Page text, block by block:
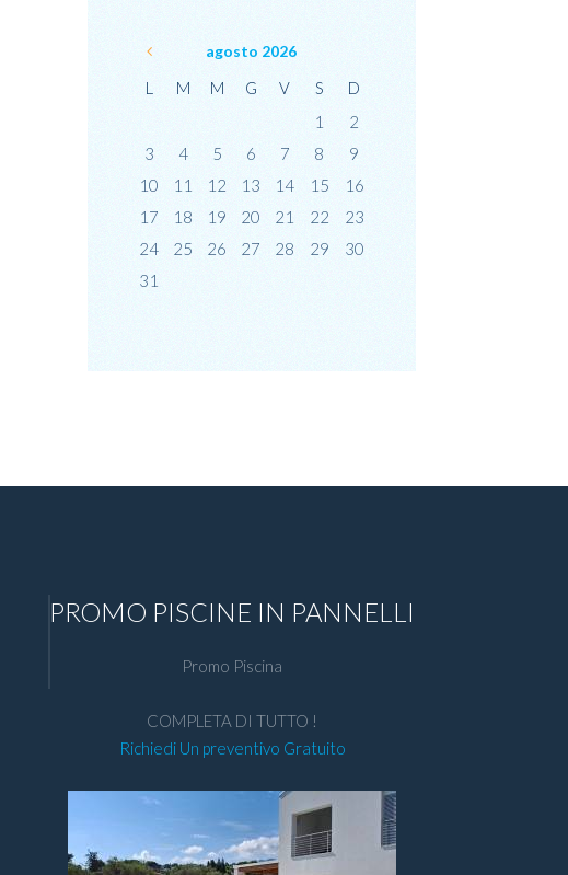
agosto 2026
L M M G V S
D
1
2
3
4 5 6 7 8
9
10
11 12 13 14 15
16
17
18 19 20 21 22
23
24
25 26 27 28 29
30
31
PROMO PISCINE IN PANNELLI
Promo Piscina
COMPLETA DI TUTTO !
Richiedi Un preventivo Gratuito